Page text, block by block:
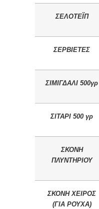
ΣΕΛΟΤΕΪΠ
ΣΕΡΒΙΕΤΕΣ
ΣΙΜΙΓΔΑΛΙ 500γρ
ΣΙΤΑΡΙ 500 γρ
ΣΚΟΝΗ
ΠΛΥΝΤΗΡΙΟΥ
ΣΚΟΝΗ ΧΕΙΡΟΣ
(ΓΙΑ ΡΟΥΧΑ)